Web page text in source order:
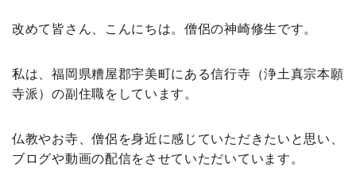
改めて皆さん、こんにちは。僧侶の神崎修生です。
私は、福岡県糟屋郡宇美町にある信行寺（浄土真宗本願
寺派）の副住職をしています。
仏教やお寺、僧侶を身近に感じていただきたいと思い、
ブログや動画の配信をさせていただいています。